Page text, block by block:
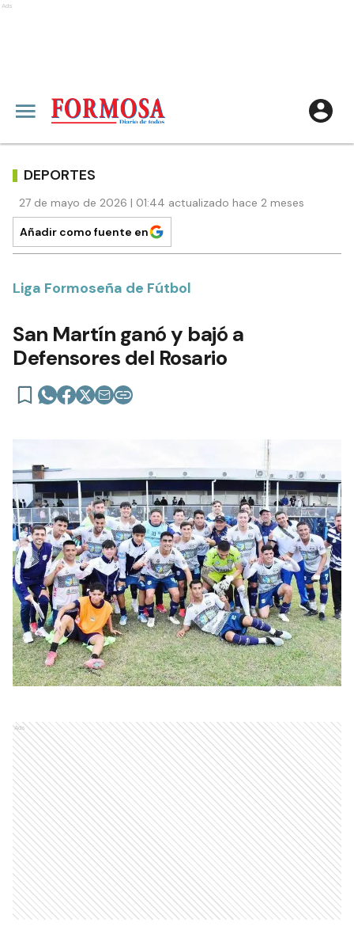
Ads
DEPORTES
27 de mayo de 2026 | 01:44 actualizado hace 2 meses
Añadir como fuente en
Liga Formoseña de Fútbol
San Martín ganó y bajó a
Defensores del Rosario
Ads